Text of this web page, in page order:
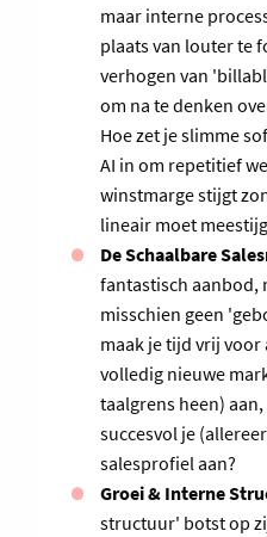
maar interne
plaats van louter te
verhogen van
om na te denken
Hoe zet je slimme
AI in om repetitief
winstmarge stijgt
lineair moet
De Schaalbare
fantastisch aanbod,
misschien geen
maak je tijd vrij
volledig nieuwe
taalgrens heen)
succesvol je
salesprofiel aan?
Groei & Interne
structuur' botst op